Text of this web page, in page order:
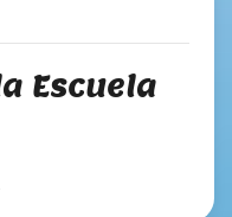
Escuela